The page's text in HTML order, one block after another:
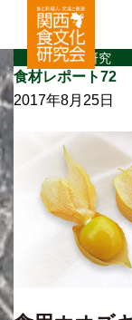
食材研究
食材レポート72
2017年8月25日